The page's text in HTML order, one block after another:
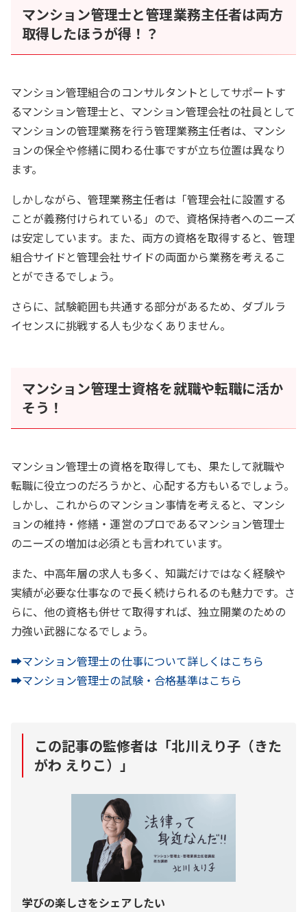
マンション管理士と管理業務主任者は両方
取得したほうが得！？
マンション管理組合のコンサルタントとしてサポートす
るマンション管理士と、マンション管理会社の社員として
マンションの管理業務を行う管理業務主任者は、マンシ
ョンの保全や修繕に関わる仕事ですが立ち位置は異なり
ます。
しかしながら、管理業務主任者は「管理会社に設置する
ことが義務付けられている」ので、資格保持者へのニーズ
は安定しています。また、両方の資格を取得すると、管理
組合サイドと管理会社サイドの両面から業務を考えるこ
とができるでしょう。
さらに、試験範囲も共通する部分があるため、ダブルラ
イセンスに挑戦する人も少なくありません。
マンション管理士資格を就職や転職に活か
そう！
マンション管理士の資格を取得しても、果たして就職や
転職に役立つのだろうかと、心配する方もいるでしょう。
しかし、これからのマンション事情を考えると、マンシ
ョンの維持・修繕・運営のプロであるマンション管理士
のニーズの増加は必須とも言われています。
また、中高年層の求人も多く、知識だけではなく経験や
実績が必要な仕事なので長く続けられるのも魅力です。さ
らに、他の資格も併せて取得すれば、独立開業のための
力強い武器になるでしょう。
➡マンション管理士の仕事について詳しくはこちら
➡マンション管理士の試験・合格基準はこちら
この記事の監修者は「北川えり子（きた
がわ えりこ） 」
学びの楽しさをシェアしたい